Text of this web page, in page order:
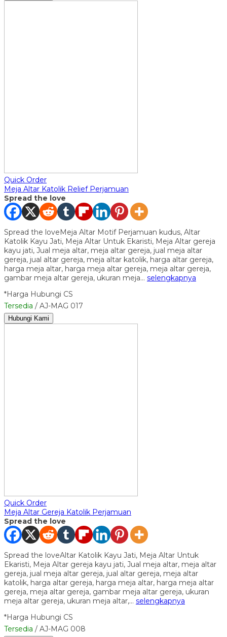
Quick Order
Meja Altar Katolik Relief Perjamuan
Spread the love
Spread the loveMeja Altar Motif Perjamuan kudus, Altar
Katolik Kayu Jati, Meja Altar Untuk Ekaristi, Meja Altar gereja
kayu jati, Jual meja altar, meja altar gereja, jual meja altar
gereja, jual altar gereja, meja altar katolik, harga altar gereja,
harga meja altar, harga meja altar gereja, meja altar gereja,
gambar meja altar gereja, ukuran meja… selengkapnya
*Harga Hubungi CS
Tersedia / AJ-MAG 017
Hubungi Kami
Quick Order
Meja Altar Gereja Katolik Perjamuan
Spread the love
Spread the loveAltar Katolik Kayu Jati, Meja Altar Untuk
Ekaristi, Meja Altar gereja kayu jati, Jual meja altar, meja altar
gereja, jual meja altar gereja, jual altar gereja, meja altar
katolik, harga altar gereja, harga meja altar, harga meja altar
gereja, meja altar gereja, gambar meja altar gereja, ukuran
meja altar gereja, ukuran meja altar,… selengkapnya
*Harga Hubungi CS
Tersedia / AJ-MAG 008